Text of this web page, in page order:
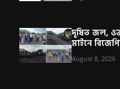
দূষিত জল,
মাইনে
August 8, 2026